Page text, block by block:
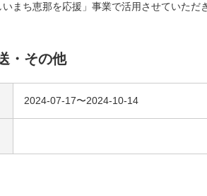
まち恵那を応援」事業で活用させていただ
・その他
2024-07-17〜2024-10-14